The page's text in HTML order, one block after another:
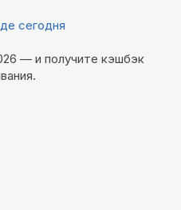
сегодня
— и получите кэшбэк